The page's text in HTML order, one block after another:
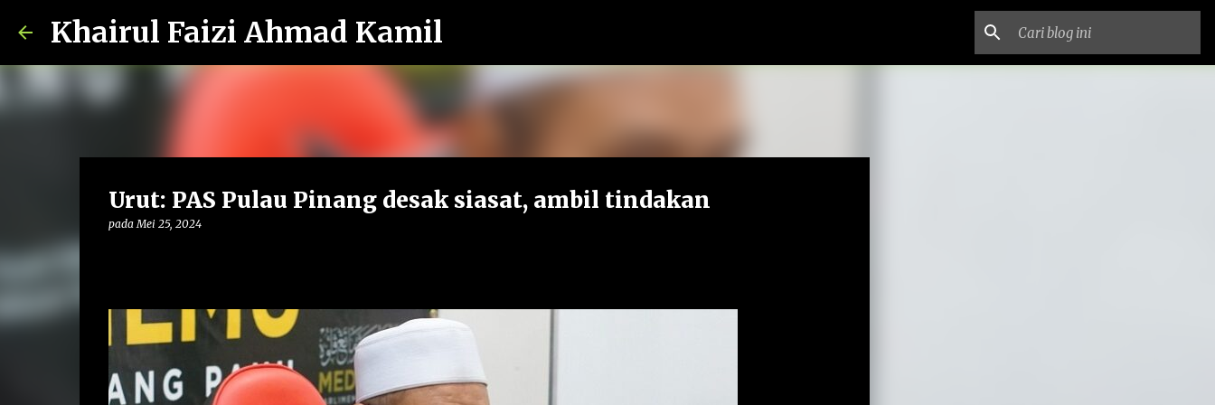
Khairul Faizi Ahmad Kamil
Urut: PAS Pulau Pinang desak siasat, ambil tindakan
padaMei 25, 2024